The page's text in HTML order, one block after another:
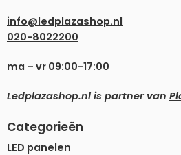
info@ledplazashop.nl
020-8022200
ma – vr 09:00-17:00
Ledplazashop.nl is partner van
Categorieën
LED panelen